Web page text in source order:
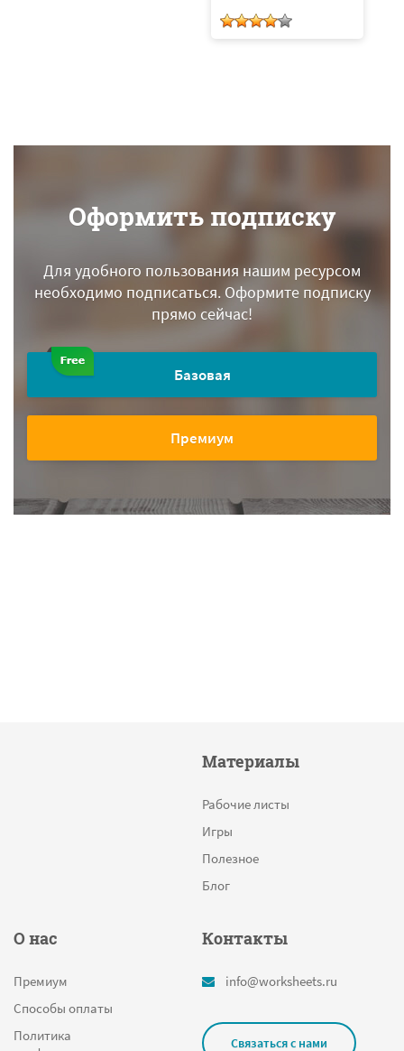
Оформить подписку
Для удобного пользования нашим ресурсом
необходимо подписаться.Оформите подписку
прямо сейчас!
Базовая
Премиум
Материалы
Рабочие листы
Игры
Полезное
Блог
О нас
Премиум
Способы оплаты
Политика
Контакты
info@worksheets.ru
Связаться с нами